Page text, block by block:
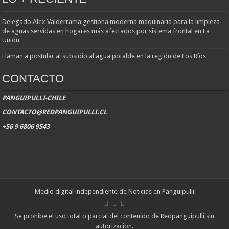
Delegado Alex Valderrama gestiona moderna maquinaria para la limpieza
de aguas servidas en hogares más afectados por sistema frontal en La
Unión
Llaman a postular al subsidio al agua potable en la región de Los Ríos
CONTACTO
PANGUIPULLI-CHILE
CONTACTO@REDPANGUIPULLI.CL
+56 9 6806 9543
Medio digital independiente de Noticias en Panguipulli
Se prohibe el uso total o parcial del contenido de Redpanguipulli,sin
autorizacion.